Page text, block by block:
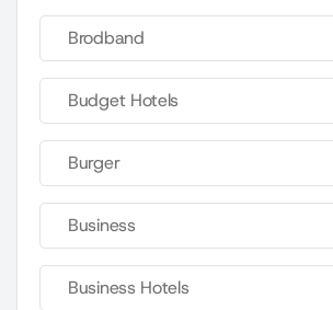
Brodband
Budget Hotels
Burger
Business
Business Hotels